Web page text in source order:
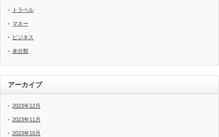
トラベル
マネー
ビジネス
未分類
アーカイブ
2023年12月
2023年11月
2023年10月